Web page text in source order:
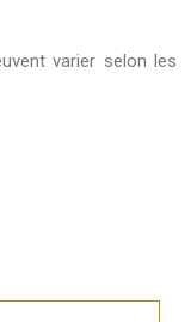
varier selon les